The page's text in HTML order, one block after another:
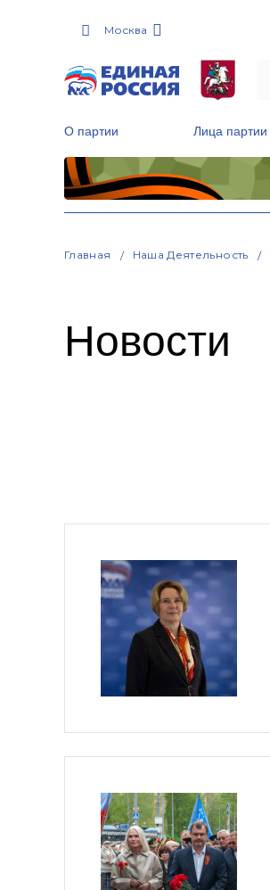
Москва
О партии Лица партии
Главная Наша Деятельность
Новости